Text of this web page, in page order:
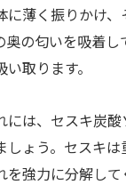
に薄く振りかけ
奥の匂いを吸着
取ります。
には、セスキ炭
しょう。セスキ
を強力に分解し